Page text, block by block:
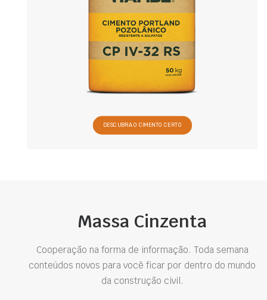
DESCUBRA O CIMENTO CERTO
Massa Cinzenta
Cooperação na forma de informação. Toda semana
conteúdos novos para você ficar por dentro do mundo
da construção civil.